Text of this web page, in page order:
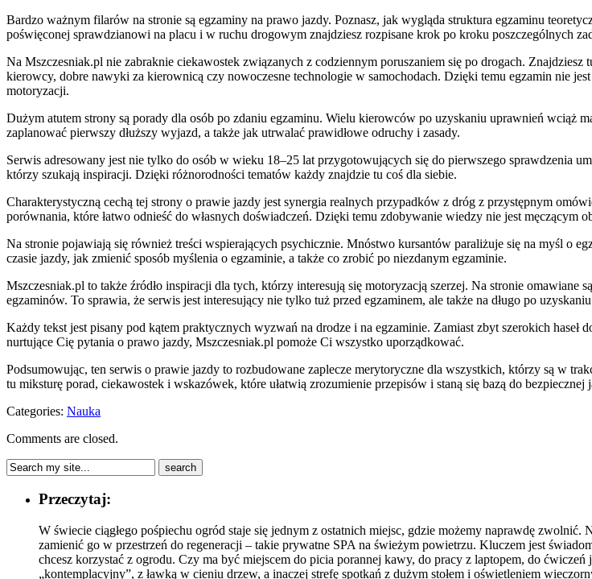
Bardzo ważnym filarów na stronie są egzaminy na prawo jazdy. Poznasz, jak wygląda struktura egzaminu
poświęconej sprawdzianowi na placu i w ruchu drogowym znajdziesz rozpisane krok po kroku poszczególnych
Na Mszczesniak.pl nie zabraknie ciekawostek związanych z codziennym poruszaniem się po drogach.
kierowcy, dobre nawyki za kierownicą czy nowoczesne technologie w samochodach. Dzięki temu egzamin nie
motoryzacji.
Dużym atutem strony są porady dla osób po zdaniu egzaminu. Wielu kierowców po uzyskaniu uprawnień wciąż
zaplanować pierwszy dłuższy wyjazd, a także jak utrwalać prawidłowe odruchy i zasady.
Serwis adresowany jest nie tylko do osób w wieku 18–25 lat przygotowujących się do pierwszego sprawdzenia
którzy szukają inspiracji. Dzięki różnorodności tematów każdy znajdzie tu coś dla siebie.
Charakterystyczną cechą tej strony o prawie jazdy jest synergia realnych przypadków z dróg z przystępnym
porównania, które łatwo odnieść do własnych doświadczeń. Dzięki temu zdobywanie wiedzy nie jest męczącym
Na stronie pojawiają się również treści wspierających psychicznie. Mnóstwo kursantów paraliżuje się na myśl o
czasie jazdy, jak zmienić sposób myślenia o egzaminie, a także co zrobić po niezdanym egzaminie.
Mszczesniak.pl to także źródło inspiracji dla tych, którzy interesują się motoryzacją szerzej. Na stronie omawiane
egzaminów. To sprawia, że serwis jest interesujący nie tylko tuż przed egzaminem, ale także na długo po
Każdy tekst jest pisany pod kątem praktycznych wyzwań na drodze i na egzaminie. Zamiast zbyt szerokich
nurtujące Cię pytania o prawo jazdy, Mszczesniak.pl pomoże Ci wszystko uporządkować.
Podsumowując, ten serwis o prawie jazdy to rozbudowane zaplecze merytoryczne dla wszystkich, którzy są w
tu miksturę porad, ciekawostek i wskazówek, które ułatwią zrozumienie przepisów i staną się bazą do bezpiecznej
Categories: Nauka
Comments are closed.
Przeczytaj:
W świecie ciągłego pośpiechu ogród staje się jednym z ostatnich miejsc, gdzie możemy naprawdę
zamienić go w przestrzeń do regeneracji – takie prywatne SPA na świeżym powietrzu. Kluczem jest
chcesz korzystać z ogrodu. Czy ma być miejscem do picia porannej kawy, do pracy z laptopem, do
„kontemplacyjny”, z ławką w cieniu drzew, a inaczej strefę spotkań z dużym stołem i oświetleniem